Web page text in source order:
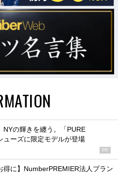
NYの輝きを纏う。「PURE
ューズに限定モデルが登場
PR
得に】NumberPREMIER法人プラン